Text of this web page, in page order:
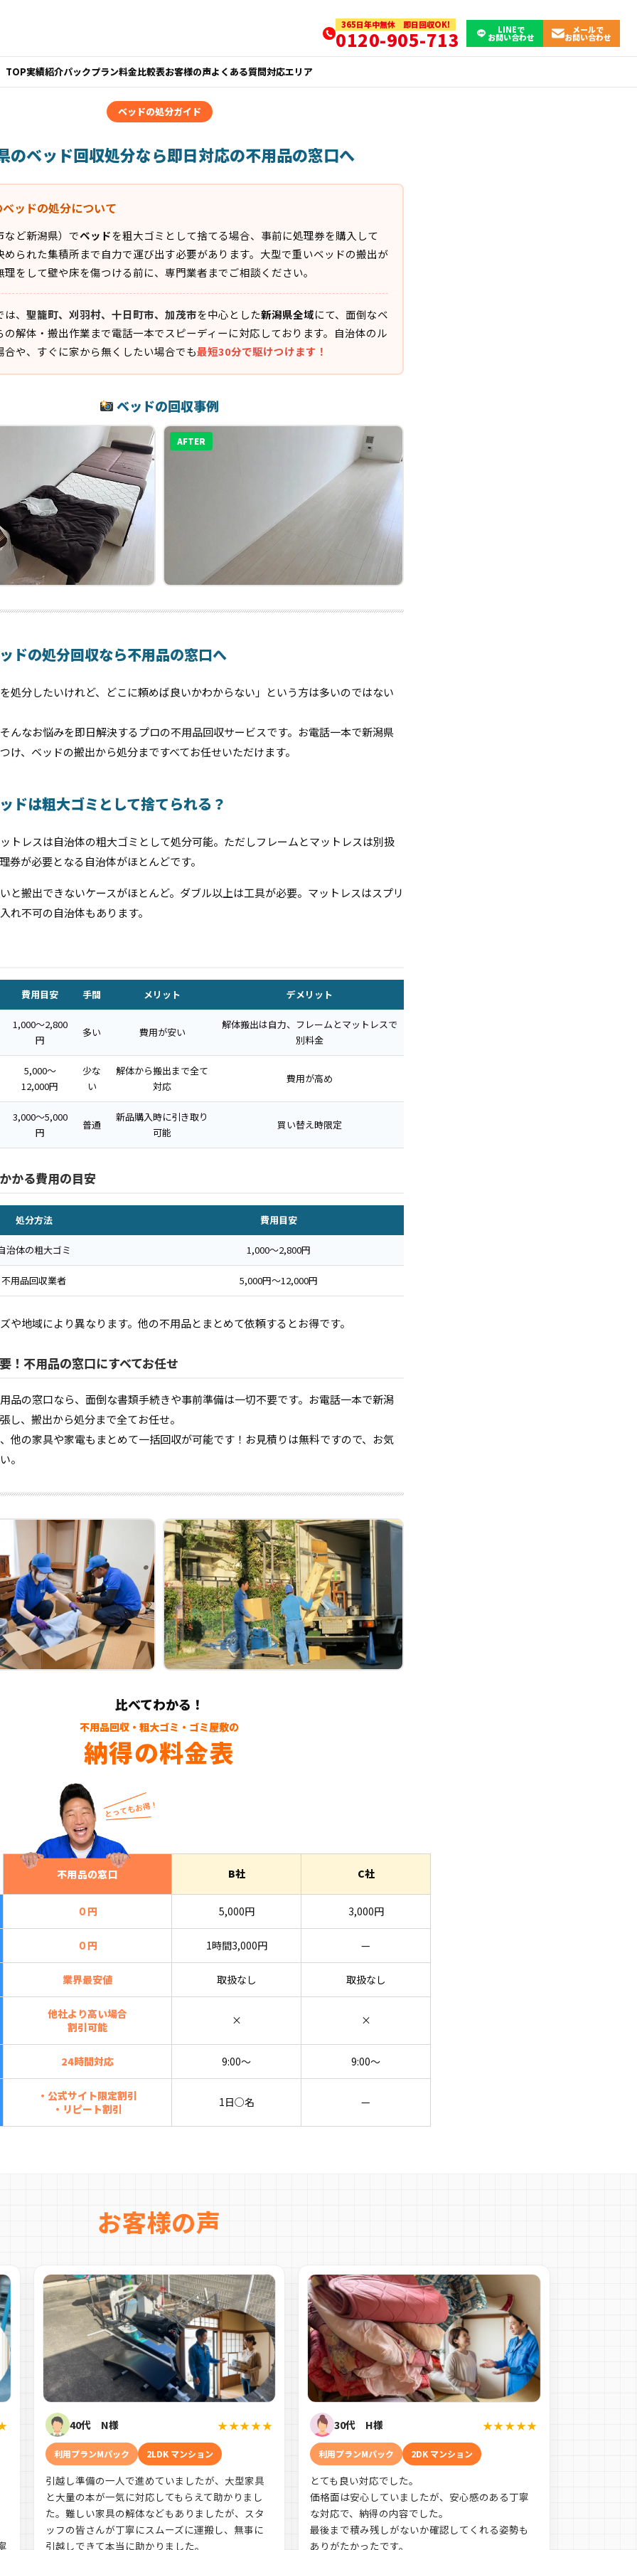
365日年中無休 即日回収OK!
0120-905-713 LINEで
お問い合わせ
メールで
お問い合わせ
TOP実績紹介パックプラン料金比較表お客様の声よくある質問対応エリア
ベッドの処分ガイド
のベッド回収処分なら即日対応の不用品の窓口へ
ッドの処分について
など新潟県）でベッドを粗大ゴミとして捨てる場合、事前に処理券を購入して
められた集積所まで自力で運び出す必要があります。大型で重いベッドの搬出が
をして壁や床を傷つける前に、専門業者までご相談ください。
、 聖籠町、刈羽村、十日町市、加茂市を中心とした新潟県全域にて、面倒なベ
の解体・搬出作業まで電話一本でスピーディーに対応しております。自治体のル
合や、すぐに家から無くしたい場合でも最短30分で駆けつけます！
ベッドの回収事例
AFTER
ドの処分回収なら不用品の窓口へ
処分したいけれど、どこに頼めば良いかわからない」という方は多いのではない
んなお悩みを即日解決するプロの不用品回収サービスです。お電話一本で新潟県
け、ベッドの搬出から処分まですべてお任せいただけます。
ドは粗大ゴミとして捨てられる？
トレスは自治体の粗大ゴミとして処分可能。ただしフレームとマットレスは別扱
券が必要となる自治体がほとんどです。
と搬出できないケースがほとんど。ダブル以上は工具が必要。マットレスはスプリ
れ不可の自治体もあります。
費用目安 手間 メリット デメリット
1,000〜2,800
円
多い 費用が安い
解体搬出は自力、フレームとマットレスで
別料金
5,000〜
12,000円
少な
い
解体から搬出まで全て
対応
費用が高め
3,000〜5,000
円
普通
新品購入時に引き取り
可能
買い替え時限定
かる費用の目安
処分方法 費用目安
治体の粗大ゴミ 1,000〜2,800円
不用品回収業者 5,000円〜12,000円
や地域により異なります。他の不用品とまとめて依頼するとお得です。
！不用品の窓口にすべてお任せ
品の窓口なら、面倒な書類手続きや事前準備は一切不要です。お電話一本で新潟
し、搬出から処分まで全てお任せ。
他の家具や家電もまとめて一括回収が可能です！お見積りは無料ですので、お気
。
比べてわかる！
不用品回収・粗大ゴミ・ゴミ屋敷の
納得の料金表
不用品の窓口 B社 C社
０円 5,000円 3,000円
０円 1時間3,000円 —
業界最安値 取扱なし 取扱なし
他社より高い場合
割引可能
× ×
24時間対応 9:00〜 9:00〜
・公式サイト限定割引
・リピート割引
1日○名 —
お客様の声
40代 N様 ★★★★★
利用プランMパック 2LDK マンション
引越し準備の一人で進めていましたが、大型家具
と大量の本が一気に対応してもらえて助かりまし
た。難しい家具の解体などもありましたが、スタ
ッフの皆さんが丁寧にスムーズに運搬し、無事に
引越しできて本当に助かりました。
30代 H様 ★★★★★
利用プランMパック 2DK マンション
とても良い対応でした。
価格面は安心していましたが、安心感のある丁寧
な対応で、納得の内容でした。
最後まで積み残しがないか確認してくれる姿勢も
ありがたかったです。